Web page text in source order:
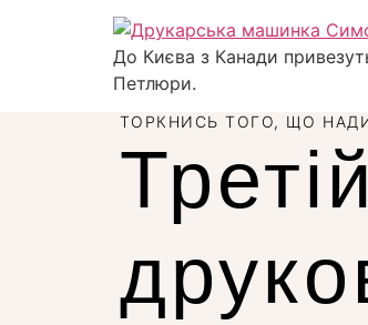
До Києва з Канади
Петлюри.
ТОРКНИСЬ ТОГО, ЩО
Третій